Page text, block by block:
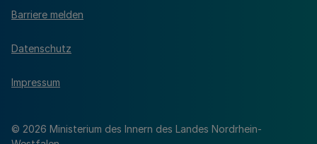
© 2026 Ministerium des Innern des Landes Nordrhein-
Barriere melden
Datenschutz
Impressum